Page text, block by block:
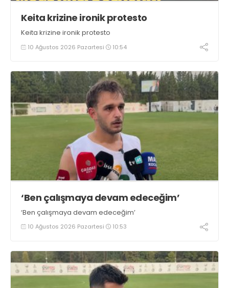
Keita krizine ironik protesto
Keita krizine ironik protesto
10 Ağustos 2026 Pazartesi 10:54
‘Ben çalışmaya devam edeceğim’
‘Ben çalışmaya devam edeceğim’
10 Ağustos 2026 Pazartesi 10:53